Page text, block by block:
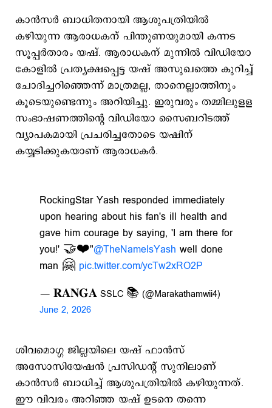
കാന്‍സര്‍ ബാധിതനായി ആശുപത്രിയില്‍
കഴിയുന്ന ആരാധകന് പിന്തുണയുമായി കന്നട
സൂപ്പര്‍താരം യഷ്. ആരാധകന് മുന്നില്‍ വിഡിയോ
കോളില്‍ പ്രത്യക്ഷപ്പെട്ട യഷ് അസുഖത്തെ കുറിച്ച്
ചോദിച്ചറിഞ്ഞെന്ന് മാത്രമല്ല, താനെല്ലാത്തിനും
കൂടെയുണ്ടെന്നും അറിയിച്ചു. ഇരുവരും തമ്മിലുളള
സംഭാഷണത്തിന്‍റെ വിഡിയോ സൈബറിടത്ത്
വ്യാപകമായി പ്രചരിച്ചതോടെ യഷിന്
കയ്യടിക്കുകയാണ് ആരാധകര്‍.
RockingStar Yash responded immediately
upon hearing about his fan's ill health and
gave him courage by saying, 'I am there for
you!' 🤝❤️"@TheNameIsYash well done
man 🤗 pic.twitter.com/ycTw2xRO2P
— 𝐑𝐀𝐍𝐆𝐀 SSLC 📚 (@Marakathamwii4)
June 2, 2026
ശിവമൊഗ്ഗ ജില്ലയിലെ യഷ് ഫാന്‍സ്
അസോസിയേഷന്‍ പ്രസിഡന്‍റ് സുനിലാണ്
കാന്‍സര്‍ ബാധിച്ച് ആശുപത്രിയില്‍ കഴിയുന്നത്.
ഈ വിവരം അറിഞ്ഞ യഷ് ഉടനെ തന്നെ